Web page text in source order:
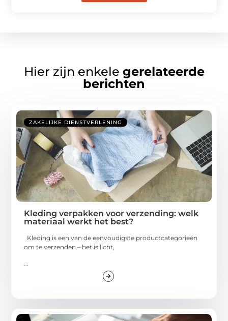
Hier zijn enkele gerelateerde
berichten
ZAKELIJKE DIENSTVERLENING
Kleding verpakken voor verzending: welk
materiaal werkt het best?
Kleding is een van de eenvoudigste productcategorieën
om te verzenden – het is licht,
...